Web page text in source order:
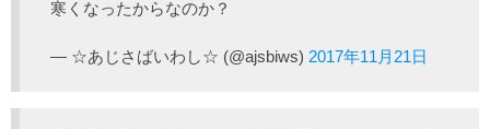
寒くなったからなのか？
— ☆あじさばいわし☆ (@ajsbiws) 2017年11月21日